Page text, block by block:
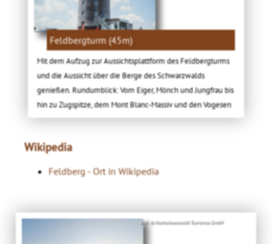
Feldbergturm (45m)
Mit dem Aufzug zur Aussichtsplattform des Feldbergturms
und die Aussicht über die Berge des Schwarzwalds
genießen. Rundumblick: Vom Eiger, Mönch und Jungfrau bis
hin zu Zugspitze, dem Mont Blanc-Massiv und den Vogesen
Wikipedia
Feldberg - Ort in Wikipedia
Bild: © Hochschwarzwald Tourismus GmbH